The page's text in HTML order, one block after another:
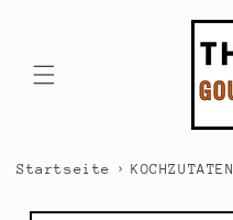
Startseite › KOCHZUTATEN